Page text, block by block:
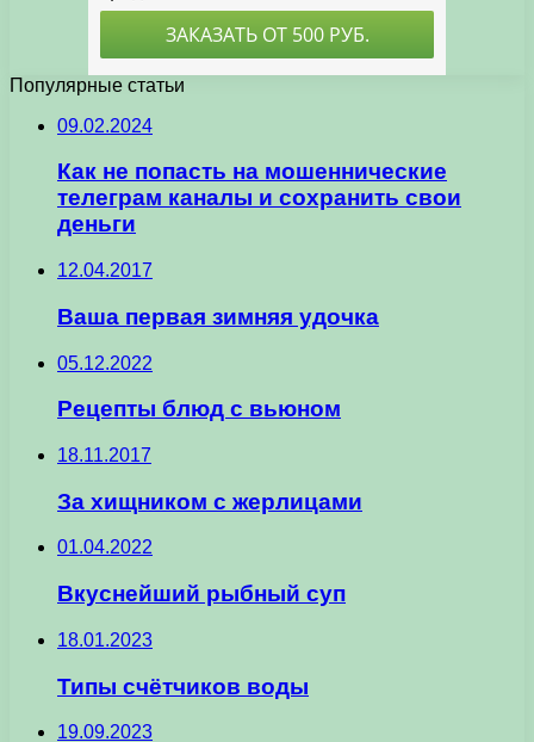
Популярные статьи
09.02.2024
Как не попасть на мошеннические
телеграм каналы и сохранить свои
деньги
12.04.2017
Ваша первая зимняя удочка
05.12.2022
Рецепты блюд с вьюном
18.11.2017
За хищником с жерлицами
01.04.2022
Вкуснейший рыбный суп
18.01.2023
Типы счётчиков воды
19.09.2023